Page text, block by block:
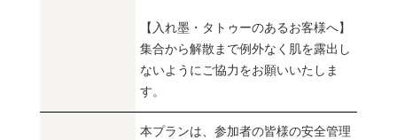
【入れ墨・タトゥーのあるお客様へ】
集合から解散まで例外なく肌を露出し
ないようにご協力をお願いいたしま
す。
本プランは、参加者の皆様の安全管理